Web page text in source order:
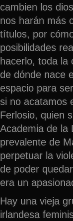
cambien los
nos harán más
títulos, por
posibilidades
hacerlo, toda la
de dónde nace
espacio para
si no acatamos
Ferlosio, quien
Academia de la
prevalente de
perpetuar la
de poder
era un
Hay una vieja
irlandesa